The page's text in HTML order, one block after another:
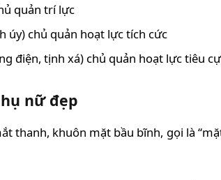
quản trí lực
úy) chủ quản hoạt lực tích cức
điện, tịnh xá) chủ quản hoạt lực tiêu
nữ đẹp
thanh, khuôn mặt bầu bĩnh, gọi là